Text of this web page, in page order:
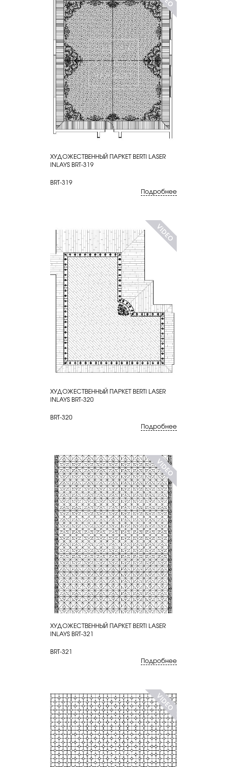
КУПИТЬ
ХУДОЖЕСТВЕННЫЙ ПАРКЕТ BERTI LASER
INLAYS BRT-319
BRT-319
Подробнее
КУПИТЬ
ХУДОЖЕСТВЕННЫЙ ПАРКЕТ BERTI LASER
INLAYS BRT-320
BRT-320
Подробнее
КУПИТЬ
ХУДОЖЕСТВЕННЫЙ ПАРКЕТ BERTI LASER
INLAYS BRT-321
BRT-321
Подробнее